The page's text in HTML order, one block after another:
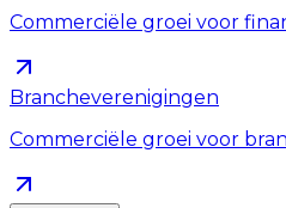
Commerciële groei voor
Brancheverenigingen
Commerciële groei voor